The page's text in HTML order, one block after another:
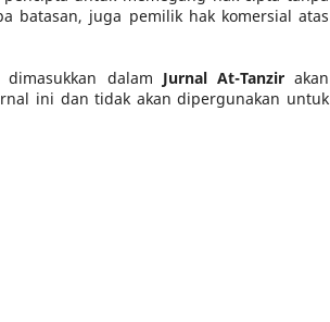
batasan, juga pemilik hak komersial atas
dalam Jurnal At-Tanzirakan
ini dan tidak akan dipergunakan untuk